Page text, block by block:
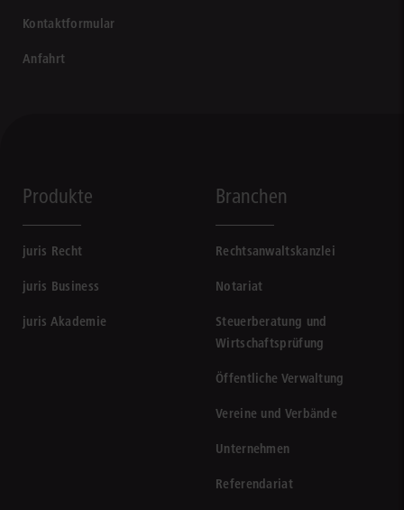
Kontaktformular
Anfahrt
Produkte
juris Recht
juris Business
juris Akademie
Branchen
Rechtsanwaltskanzlei
Notariat
Steuerberatung und
Wirtschaftsprüfung
Öffentliche Verwaltung
Vereine und Verbände
Unternehmen
Referendariat